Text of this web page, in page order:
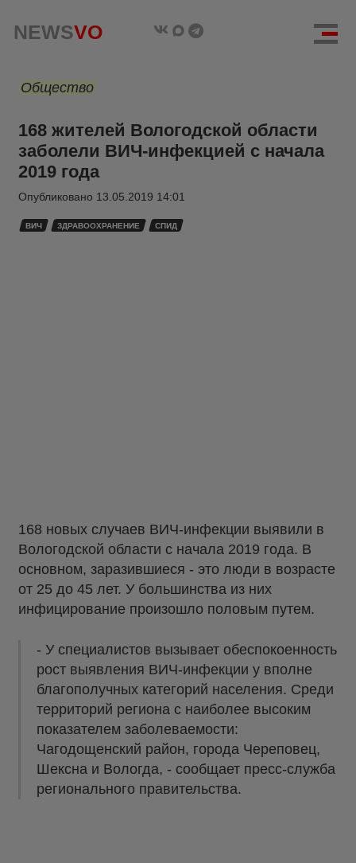
NEWSVO
Общество
168 жителей Вологодской области
заболели ВИЧ-инфекцией с начала
2019 года
Опубликовано 13.05.2019 14:01
ВИЧ ЗДРАВООХРАНЕНИЕ СПИД
168 новых случаев ВИЧ-инфекции выявили в
Вологодской области с начала 2019 года. В
основном, заразившиеся - это люди в возрасте
от 25 до 45 лет. У большинства из них
инфицирование произошло половым путем.
- У специалистов вызывает обеспокоенность
рост выявления ВИЧ-инфекции у вполне
благополучных категорий населения. Среди
территорий региона с наиболее высоким
показателем заболеваемости:
Чагодощенский район, города Череповец,
Шексна и Вологда, - сообщает пресс-служба
регионального правительства.